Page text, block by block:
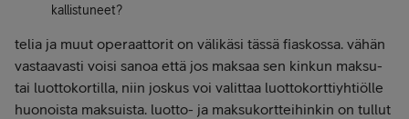
kallistuneet?
telia ja muut operaattorit on välikäsi tässä fiaskossa. vähän
vastaavasti voisi sanoa että jos maksaa sen kinkun maksu-
tai luottokortilla, niin joskus voi valittaa luottokorttiyhtiölle
huonoista maksuista. luotto- ja maksukortteihinkin on tullut